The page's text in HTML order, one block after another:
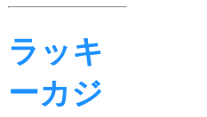
ラッキ
ーカジ